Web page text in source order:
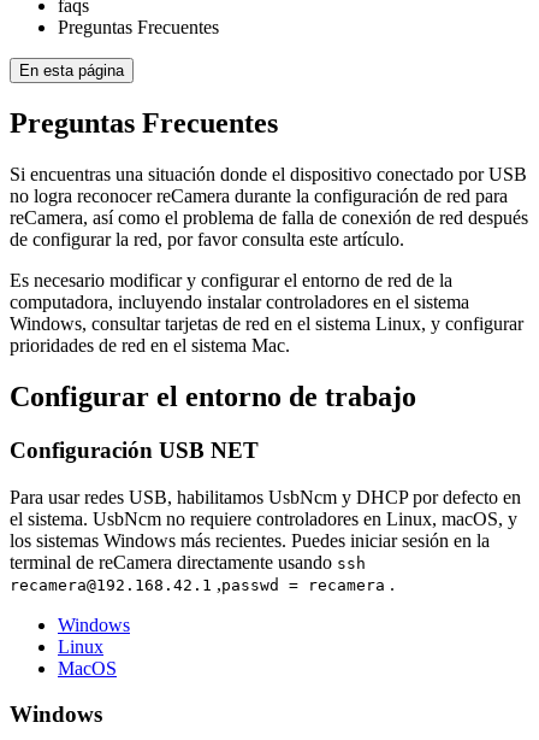
faqs
Preguntas Frecuentes
En esta página
Preguntas Frecuentes
Si encuentras una situación donde el dispositivo conectado por USB
no logra reconocer reCamera durante la configuración de red para
reCamera, así como el problema de falla de conexión de red después
de configurar la red, por favor consulta este artículo.
Es necesario modificar y configurar el entorno de red de la
computadora, incluyendo instalar controladores en el sistema
Windows, consultar tarjetas de red en el sistema Linux, y configurar
prioridades de red en el sistema Mac.
Configurar el entorno de trabajo
Configuración USB NET
Para usar redes USB, habilitamos UsbNcm y DHCP por defecto en
el sistema. UsbNcm no requiere controladores en Linux, macOS, y
los sistemas Windows más recientes. Puedes iniciar sesión en la
terminal de reCamera directamente usando ssh
recamera@192.168.42.1 ,passwd = recamera .
Windows
Linux
MacOS
Windows